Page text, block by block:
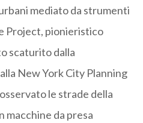
mediato da strumenti
Project, pionieristico
scaturito dalla
New York City Planning
le strade della
macchine da presa